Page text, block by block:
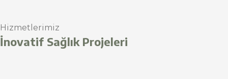
Hizmetlerimiz
İnovatif Sağlık Projeleri